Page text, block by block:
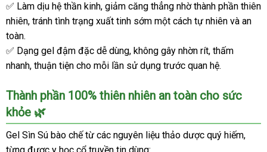
✅ Làm dịu hệ thần kinh, giảm căng thẳng nhờ thành phần thiên
nhiên, tránh tình trạng xuất tinh sớm một cách tự nhiên và an
toàn.
✅ Dạng gel đậm đặc dễ dùng, không gây nhờn rít, thấm
nhanh, thuận tiện cho mỗi lần sử dụng trước quan hệ.
Thành phần 100% thiên nhiên an toàn cho sức
khỏe 🌿
Gel Sìn Sú bào chế từ các nguyên liệu thảo dược quý hiếm,